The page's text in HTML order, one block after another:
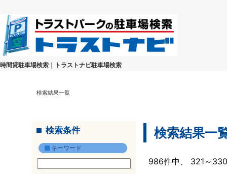
時間貸駐車場検索｜トラストナビ駐車場検索
検索結果一覧
検索条件
キーワード
検索結果一
986件中、 321～